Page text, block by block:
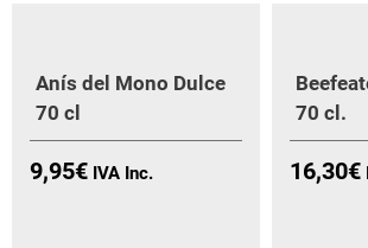
Aní­s del Mono Dulce
70 cl
9,95€
70 cl.
16,30€